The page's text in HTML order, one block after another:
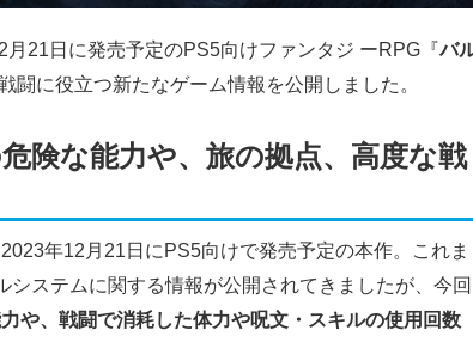
21日に発売予定のPS5向けファンタジ ーRPG『バ
闘に役立つ新たなゲーム情報を公開しました。
険な能力や、旅の拠点、高度な戦
年12月21日にPS5向けで発売予定の本作。これま
システムに関する情報が公開されてきましたが、今回
や、戦闘で消耗した体力や呪文・スキルの使用回数